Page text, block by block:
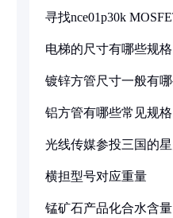
寻找nce01p30k
电梯的尺寸有哪些规格
镀锌方管尺寸一般有
铝方管有哪些常见规格
光线传媒参投三国的
横担型号对应重量
锰矿石产品化合水含量